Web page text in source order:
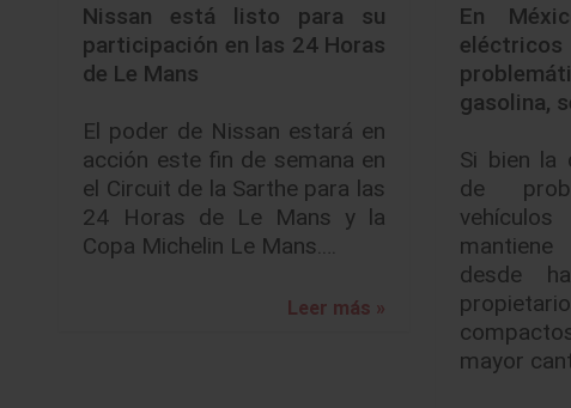
Nissan está listo para su
participación en las 24 Horas
de Le Mans
El poder de Nissan estará en
acción este fin de semana en
el Circuit de la Sarthe para las
24 Horas de Le Mans y la
Copa Michelin Le Mans.…
Leer más »
En
gasolina,
Si bien la
de
desde
mayor